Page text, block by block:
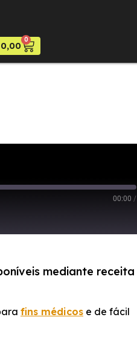
0,00
0
00:00 /
mediante receita
fins médicos e de fácil